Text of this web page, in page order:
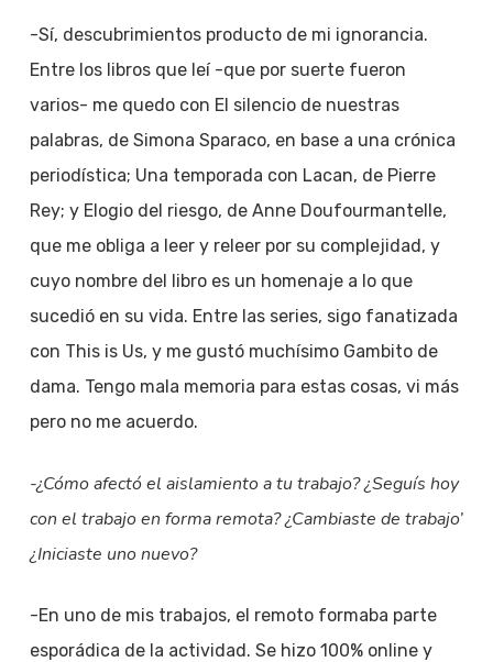
-Sí, descubrimientos producto de mi ignorancia.
Entre los libros que leí -que por suerte fueron
varios- me quedo con El silencio de nuestras
palabras, de Simona Sparaco, en base a una crónica
periodística; Una temporada con Lacan, de Pierre
Rey; y Elogio del riesgo, de Anne Doufourmantelle,
que me obliga a leer y releer por su complejidad, y
cuyo nombre del libro es un homenaje a lo que
sucedió en su vida. Entre las series, sigo fanatizada
con This is Us, y me gustó muchísimo Gambito de
dama. Tengo mala memoria para estas cosas, vi más
pero no me acuerdo.
-¿Cómo afectó el aislamiento a tu trabajo? ¿Seguís hoy
con el trabajo en forma remota? ¿Cambiaste de trabajo’
¿Iniciaste uno nuevo?
-En uno de mis trabajos, el remoto formaba parte
esporádica de la actividad. Se hizo 100% online y